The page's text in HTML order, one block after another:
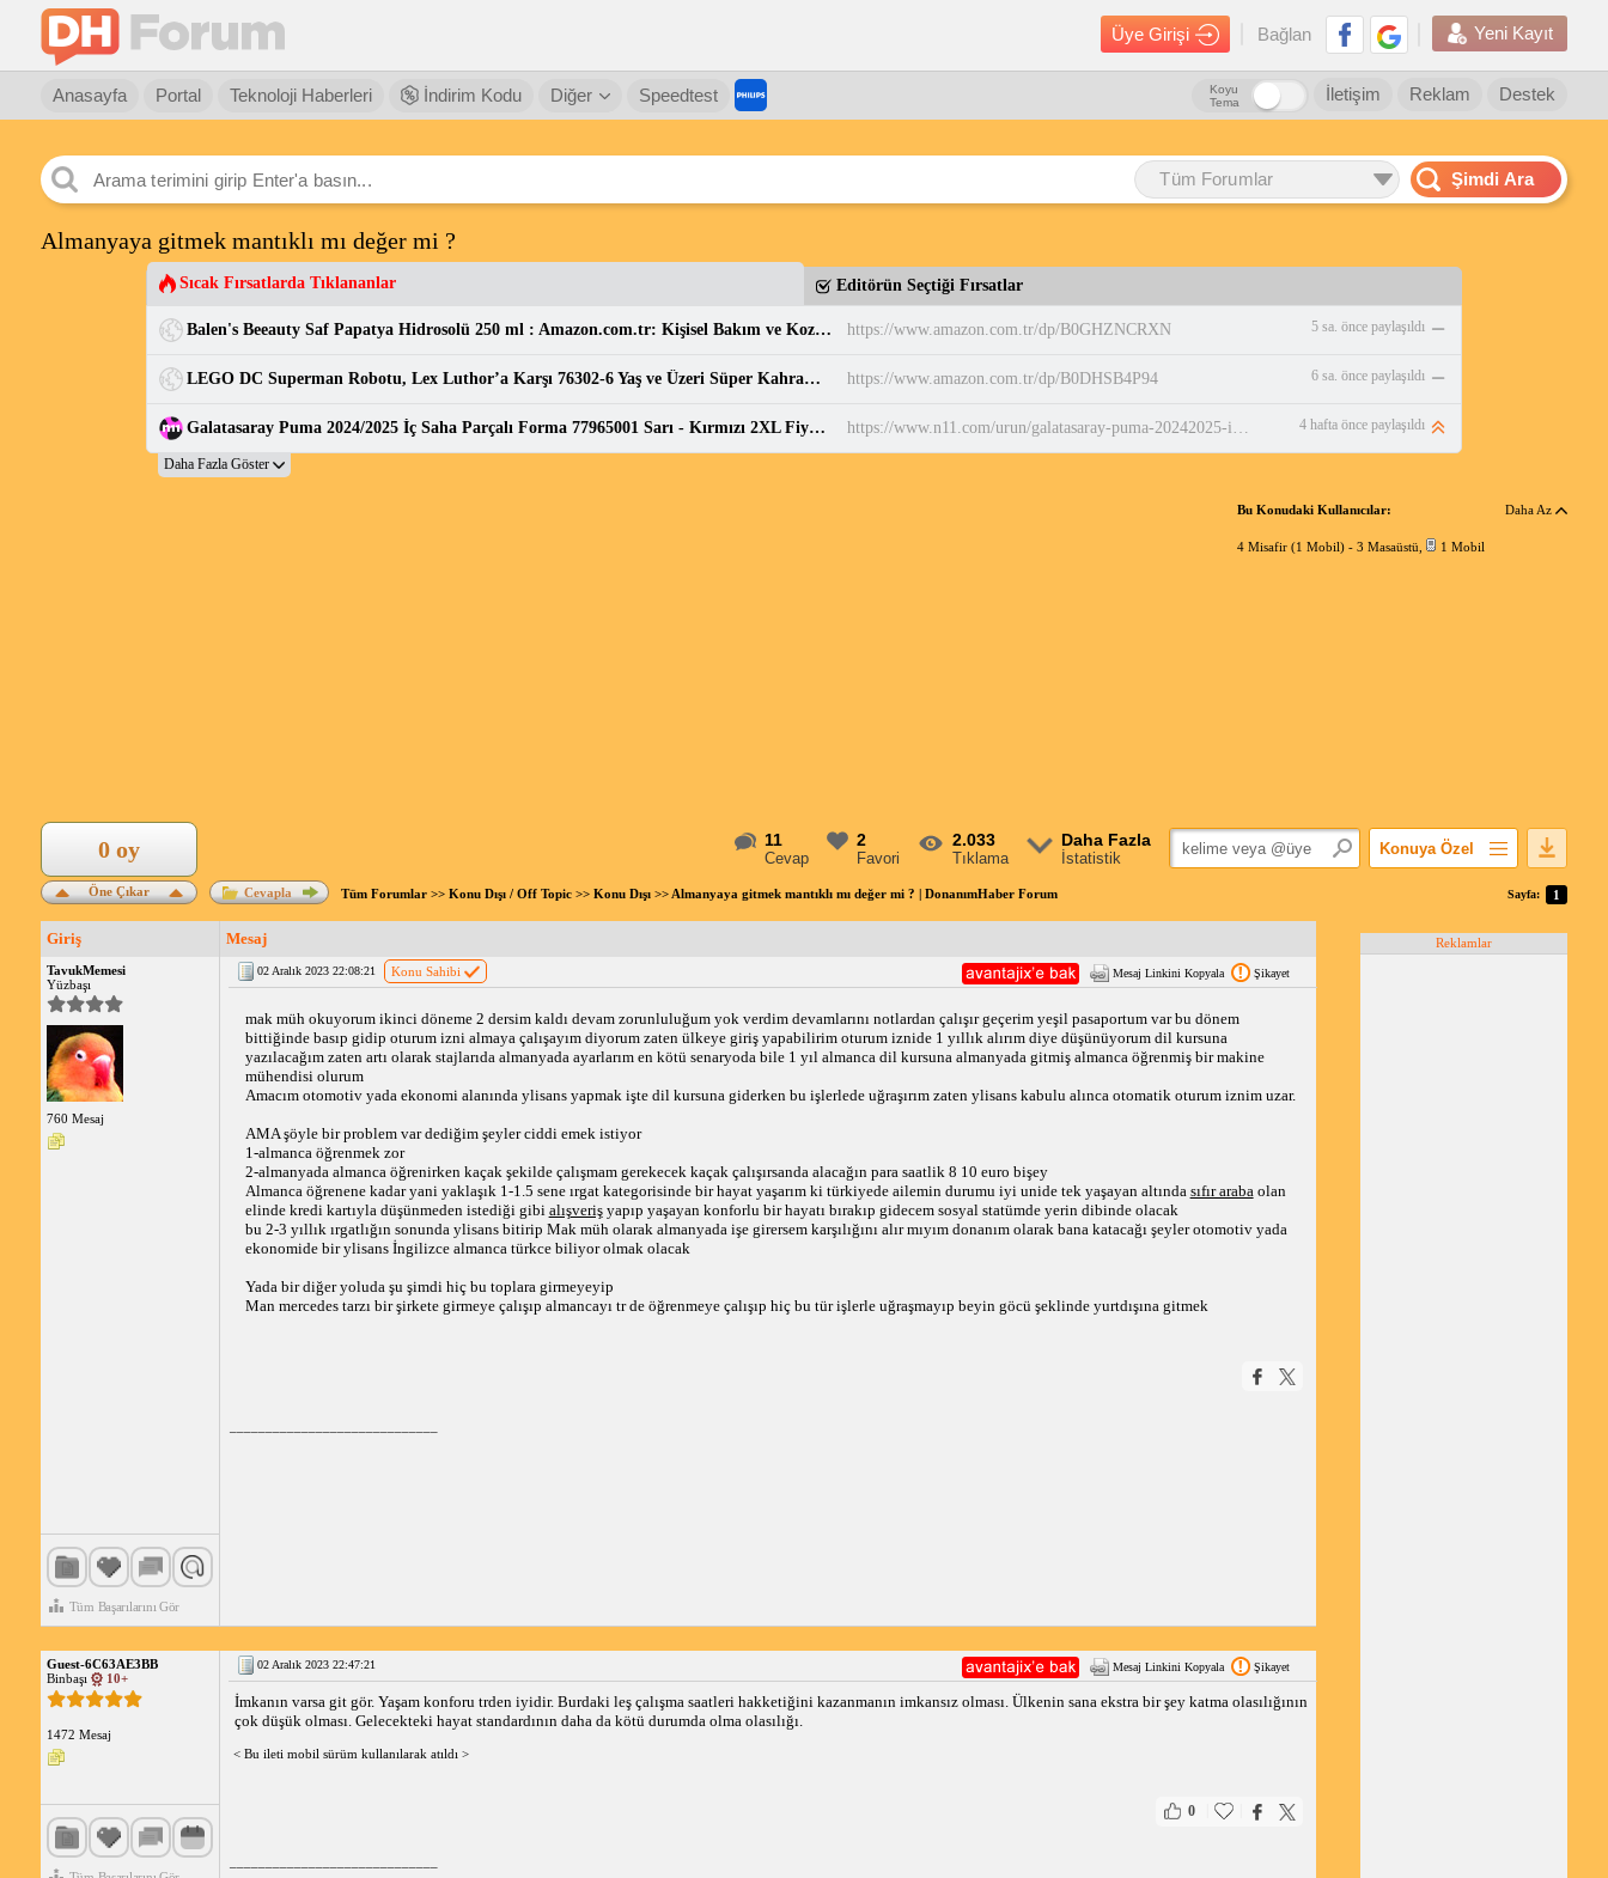
Üye Girişi Bağlan Yeni Kayıt
Anasayfa Portal Teknoloji Haberleri İndirim Kodu Diğer Speedtest Destek
Reklam
İletişim
Koyu
Tema
Tüm Forumlar Şimdi Ara
Almanyaya gitmek mantıklı mı değer mi ?
Sıcak Fırsatlarda Tıklananlar Editörün Seçtiği Fırsatlar
Balen's Beeauty Saf Papatya Hidrosolü 250 ml : Amazon.com.tr: Kişisel Bakım ve Kozmetik https://www.amazon.com.tr/dp/B0GHZNCRXN 5 sa. önce paylaşıldı
LEGO DC Superman Robotu, Lex Luthor’a Karşı 76302-6 Yaş ve Üzeri Süper Kahraman Sevenler için Yaratıcı Oyuncak Yapım Seti, Doğum Günü Hediyesi (120 Parça) : Amazon.com.tr: Oyuncak https://www.amazon.com.tr/dp/B0DHSB4P94 6 sa. önce paylaşıldı
Galatasaray Puma 2024/2025 İç Saha Parçalı Forma 77965001 Sarı - Kırmızı 2XL Fiyatları ve Özellikleri https://www.n11.com/urun/galatasaray-puma-20242025-ic-saha-parcali-forma-77965001-sari-kirmizi-59697659?beden=l&amp;magaza=gsstore 4 hafta önce paylaşıldı
Bu Konudaki Kullanıcılar: Daha Az
4 Misafir (1 Mobil) - 3 Masaüstü 1 Mobil
11
Cevap
2
Favori
2.033
Tıklama
Daha Fazla
İstatistik
Konuya Özel
Popüler Mesajlar
Öne Çıkar
0 oy
Cevapla Tüm Forumlar>> Konu Dışı / Off Topic>> Konu Dışı>> Almanyaya gitmek mantıklı mı değer mi ? | DonanımHaber Forum Sayfa: 1
Giriş Mesaj
TavukMemesi
Yüzbaşı
760 Mesaj
Tüm Başarılarını Gör
02 Aralık 2023 22:08:21 Konu Sahibi Mesaj Linkini Kopyala Şikayet
mak müh okuyorum ikinci döneme 2 dersim kaldı devam zorunluluğum yok verdim devamlarını notlardan çalışır geçerim yeşil pasaportum var bu dönem
bittiğinde basıp gidip oturum izni almaya çalışayım diyorum zaten ülkeye giriş yapabilirim oturum iznide 1 yıllık alırım diye düşünüyorum dil kursuna
yazılacağım zaten artı olarak stajlarıda almanyada ayarlarım en kötü senaryoda bile 1 yıl almanca dil kursuna almanyada gitmiş almanca öğrenmiş bir makine
mühendisi olurum
Amacım otomotiv yada ekonomi alanında ylisans yapmak işte dil kursuna giderken bu işlerlede uğraşırım zaten ylisans kabulu alınca otomatik oturum iznim uzar.
AMA şöyle bir problem var dediğim şeyler ciddi emek istiyor
1-almanca öğrenmek zor
2-almanyada almanca öğrenirken kaçak şekilde çalışmam gerekecek kaçak çalışırsanda alacağın para saatlik 8 10 euro bişey
Almanca öğrenene kadar yani yaklaşık 1-1.5 sene ırgat kategorisinde bir hayat yaşarım ki türkiyede ailemin durumu iyi unide tek yaşayan altında sıfır araba olan
elinde kredi kartıyla düşünmeden istediği gibi alışveriş yapıp yaşayan konforlu bir hayatı bırakıp gidecem sosyal statümde yerin dibinde olacak
bu 2-3 yıllık ırgatlığın sonunda ylisans bitirip Mak müh olarak almanyada işe girersem karşılığını alır mıyım donanım olarak bana katacağı şeyler otomotiv yada
ekonomide bir ylisans İngilizce almanca türkce biliyor olmak olacak
Yada bir diğer yoluda şu şimdi hiç bu toplara girmeyeyip
Man mercedes tarzı bir şirkete girmeye çalışıp almancayı tr de öğrenmeye çalışıp hiç bu tür işlerle uğraşmayıp beyin göcü şeklinde yurtdışına gitmek
Guest-6C63AE3BB
Binbaşı
10+
1472 Mesaj
02 Aralık 2023 22:47:21 Mesaj Linkini Kopyala Şikayet
İmkanın varsa git gör. Yaşam konforu trden iyidir. Burdaki leş çalışma saatleri hakketiğini kazanmanın imkansız olması. Ülkenin sana ekstra bir şey katma olasılığının
çok düşük olması. Gelecekteki hayat standardının daha da kötü durumda olma olasılığı.
< Bu ileti mobil sürüm kullanılarak atıldı >
0
Reklamlar